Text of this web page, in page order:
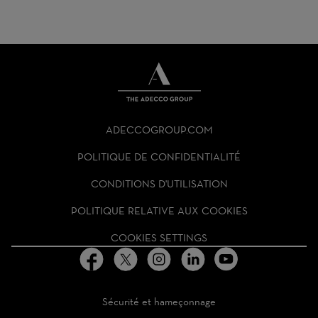
GROUP
HOMEPAGE
ADECCOGROUP.COM
POLITIQUE DE CONFIDENTIALITÉ
CONDITIONS D'UTILISATION
POLITIQUE RELATIVE AUX COOKIES
COOKIES SETTINGS
Sécurité et hameçonnage